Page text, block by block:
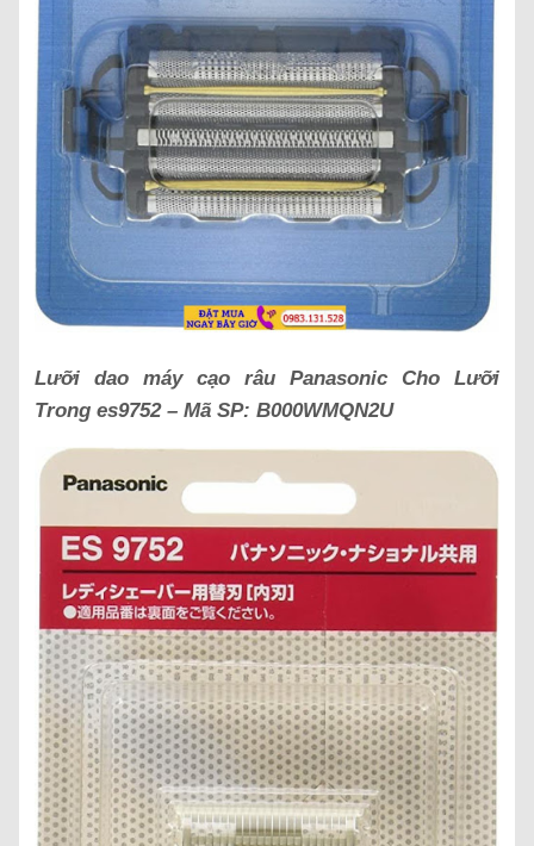
Lưỡi dao máy cạo râu Panasonic Cho Lưỡi
Trong es9752 – Mã SP: B000WMQN2U